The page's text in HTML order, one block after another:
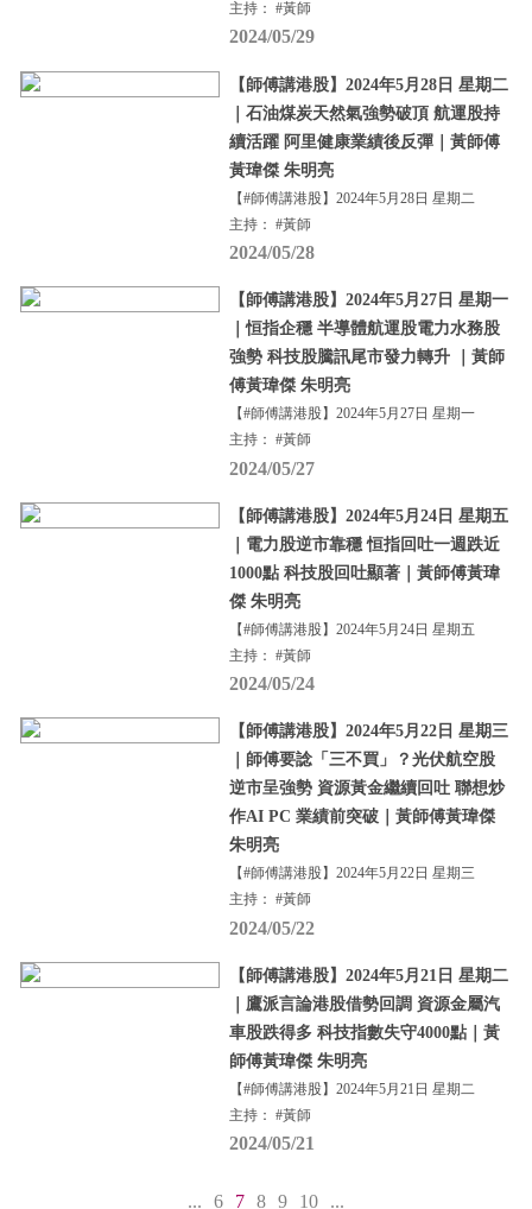
主持： #黃師
2024/05/29
【師傅講港股】2024年5月28日 星期二
｜石油煤炭天然氣強勢破頂 航運股持
續活躍 阿里健康業績後反彈｜黃師傅
黃瑋傑 朱明亮
【#師傅講港股】2024年5月28日 星期二
主持： #黃師
2024/05/28
【師傅講港股】2024年5月27日 星期一
｜恒指企穩 半導體航運股電力水務股
強勢 科技股騰訊尾市發力轉升 ｜黃師
傅黃瑋傑 朱明亮
【#師傅講港股】2024年5月27日 星期一
主持： #黃師
2024/05/27
【師傅講港股】2024年5月24日 星期五
｜電力股逆市靠穩 恒指回吐一週跌近
1000點 科技股回吐顯著｜黃師傅黃瑋
傑 朱明亮
【#師傅講港股】2024年5月24日 星期五
主持： #黃師
2024/05/24
【師傅講港股】2024年5月22日 星期三
｜師傅要諗「三不買」？光伏航空股
逆市呈強勢 資源黃金繼續回吐 聯想炒
作AI PC 業績前突破｜黃師傅黃瑋傑
朱明亮
【#師傅講港股】2024年5月22日 星期三
主持： #黃師
2024/05/22
【師傅講港股】2024年5月21日 星期二
｜鷹派言論港股借勢回調 資源金屬汽
車股跌得多 科技指數失守4000點｜黃
師傅黃瑋傑 朱明亮
【#師傅講港股】2024年5月21日 星期二
主持： #黃師
2024/05/21
... 6 7 8 9 10 ...